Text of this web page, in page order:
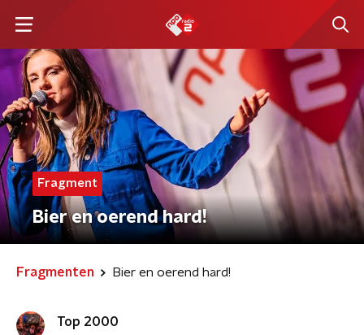
Fragment
Bier en oerend hard!
Fragmenten Bier en oerend hard!
Top 2000